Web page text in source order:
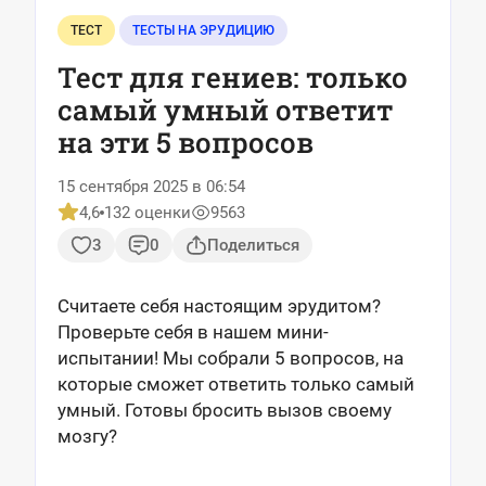
ТЕСТ ТЕСТЫ НА ЭРУДИЦИЮ
Тест для гениев: только
самый умный ответит
на эти 5 вопросов
15 сентября 2025 в 06:54
4,6 132 оценки
9563
3
0 Поделиться
Считаете себя настоящим эрудитом?
Проверьте себя в нашем мини-
испытании! Мы собрали 5 вопросов, на
которые сможет ответить только самый
умный. Готовы бросить вызов своему
мозгу?